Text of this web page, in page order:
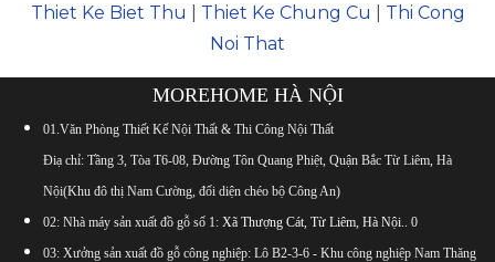
Thiet Ke Biet Thu
Thiet Ke Chung Cu
Thi Cong
Noi That
MOREHOME HÀ NỘI
01.Văn Phòng Thiết Kế Nội Thất & Thi Công Nội Thất
Điạ chỉ: Tầng 3, Tòa T6-08, Đường Tôn Quang Phiệt, Quận Bắc Từ Liêm, Hà
Nội(Khu đô thị Nam Cường, đối diện chéo bộ Công An)
02: Nhà máy sản xuất đồ gỗ số 1: Xã Thượng Cát, Từ Liêm, Hà Nội.
0
03: Xưởng sản xuất đồ gỗ công nghiệp: Lô B2-3-6 - Khu công nghiệp Nam Thăng